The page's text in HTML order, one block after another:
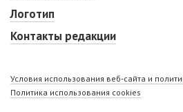
Логотип
Контакты редакции
Условия использования веб-сайта и
Политика использования cookies